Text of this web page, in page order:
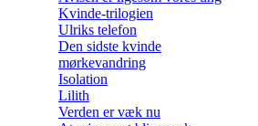
Kvinde-trilogien
Ulriks telefon
Den sidste kvinde
mørkevandring
Isolation
Lilith
Verden er væk nu